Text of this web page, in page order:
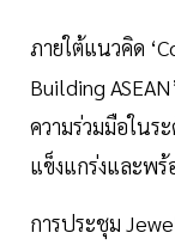
ภายใต้แนวคิด
Building
ความร่วมมือในร
แข็งแกร่งและพ
การประชุม